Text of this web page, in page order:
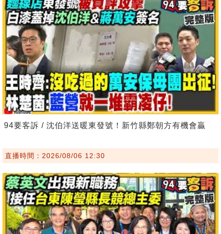
94要客訴 / 沈伯洋送暖東發號！新竹縣鄭朝方有機會贏
直播時間：2026/08/06 12:30